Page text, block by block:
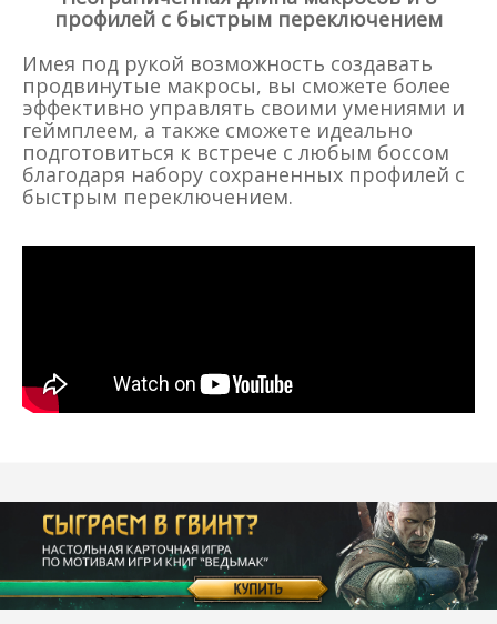
профилей с быстрым переключением
Имея под рукой возможность создавать
продвинутые макросы, вы сможете более
эффективно управлять своими умениями и
геймплеем, а также сможете идеально
подготовиться к встрече с любым боссом
благодаря набору сохраненных профилей с
быстрым переключением.